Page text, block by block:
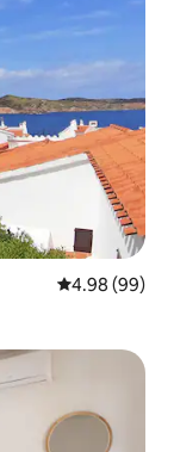
Calificación
4.98 (99)